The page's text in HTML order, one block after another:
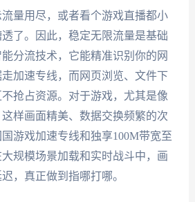
量用尽，或者看个游戏直播都小
了。因此，稳定无限流量是基础
分流技术，它能精准识别你的网
加速专线，而网页浏览、文件下
抢占资源。对于游戏，尤其是像
这样画面精美、数据交换频繁的次
游戏加速专线和独享100M带宽至
规模场景加载和实时战斗中，画
，真正做到指哪打哪。